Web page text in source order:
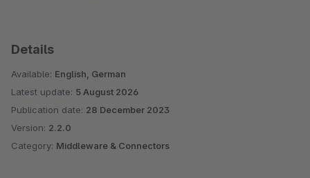
Details
Available: English, German
Latest update: 5 August 2026
Publication date: 28 December 2023
Version: 2.2.0
Category: Middleware & Connectors